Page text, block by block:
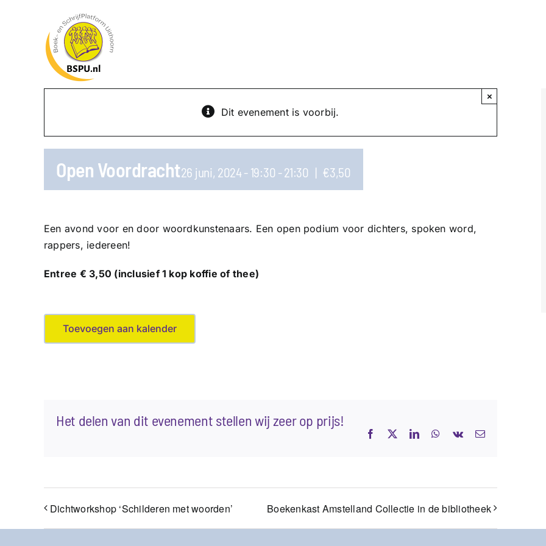
Dit evenement is voorbij.
×
Open Voordracht26 juni, 2024 - 19:30 -21:30 | €3,50
Een avond voor en door woordkunstenaars. Een open podium voor dichters, spoken word,
rappers, iedereen!
Entree € 3,50 (inclusief 1 kop koffie of thee)
Toevoegen aan kalender
Het delen van dit evenement stellen wij zeer op prijs!
Facebook LinkedInWhatsApp
Vk
E-
Dichtworkshop ‘Schilderen met woorden’ Boekenkast Amstelland Collectie in de bibliotheek